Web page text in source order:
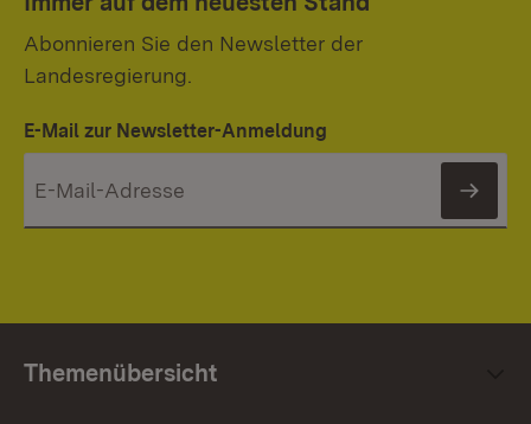
Abonnieren Sie den Newsletter der
Landesregierung.
E-Mail zur Newsletter-Anmeldung
Themenübersicht